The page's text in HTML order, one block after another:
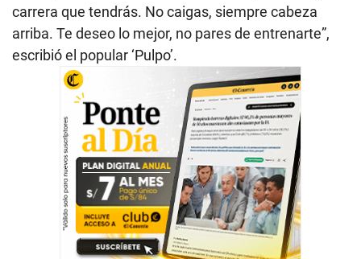
carrera que tendrás. No caigas, siempre cabeza
arriba. Te deseo lo mejor, no pares de entrenarte”,
escribió el popular ‘Pulpo’.